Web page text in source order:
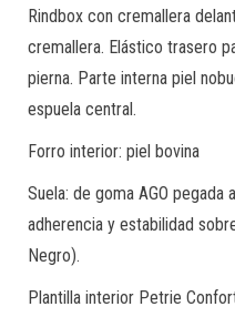
Rindbox con cremallera
cremallera. Elástico trasero
pierna. Parte interna piel
espuela central.
Forro interior: piel bovina
Suela: de goma AGO pegada
adherencia y estabilidad
Negro).
Plantilla interior Petrie